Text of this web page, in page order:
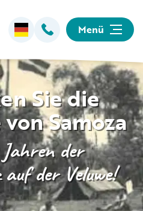
Menü
Sie die
Samoza
der
der Veluwe!